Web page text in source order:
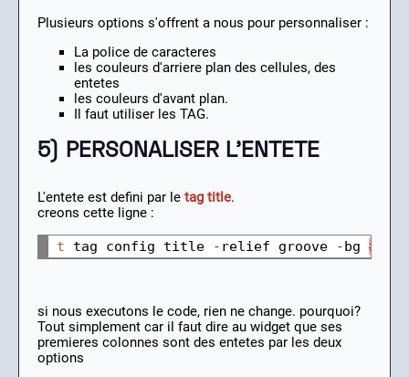
Plusieurs options s'offrent a nous pour personnaliser :
La police de caracteres
les couleurs d'arriere plan des cellules, des
entetes
les couleurs d'avant plan.
Il faut utiliser les TAG.
5) PERSONALISER L'ENTETE
L'entete est defini par le tag title.
creons cette ligne :
t tag config title - relief groove -bg #
si nous executons le code, rien ne change. pourquoi?
Tout simplement car il faut dire au widget que ses
premieres colonnes sont des entetes par les deux
options